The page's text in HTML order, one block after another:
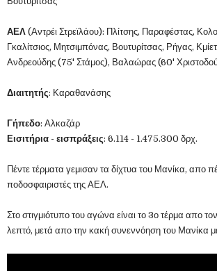
ΑΕΛ (Αντρέι Στρεϊλάου): Πλίτσης, Παραφέστας,
Γκαλίτσιος, Μητσιμπόνας, Βουτυρίτσας, Ρήγας,
Ανδρεούδης (75' Στάμος), Βαλαώρας (60'
Διαιτητής: Καραθανάσης
Γήπεδο: Αλκαζάρ
Εισιτήρια - εισπράξεις: 6.114 - 1.475.300 δρχ.
Πέντε τέρματα γεμισαν τα δίχτυα του Μανίκα, απο
ποδοσφαιριστές της ΑΕΛ.
Στο στιγμιότυπο του αγώνα είναι το 3ο τέρμα απο
λεπτό, μετά απο την κακή συνεννόηση του Μανίκα